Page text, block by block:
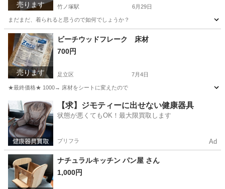
売ります 竹ノ塚駅 6月29日
まだまだ、着られると思うので如何でしょうか？
東京 足立区 竹ノ塚駅 トレーナー
売ります
ビーチウッドフレーク 床材
700円
足立区 7月4日
★最終価格★ 1000→ 床材をシートに変えたので
東京 足立区 生活雑貨 シート
【求】ジモティーに出せない健康器具
状態が悪くてもOK！最大限買取します
プリフラ Ad
ナチュラルキッチン パン屋 さん
1,000円